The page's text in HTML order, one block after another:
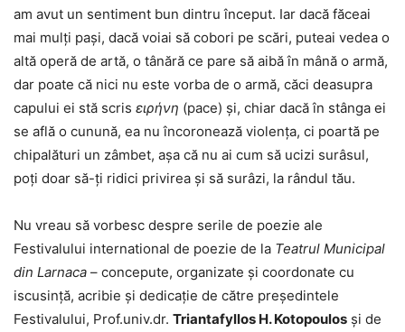
am avut un sentiment bun dintru început. Iar dacă făceai
mai mulți pași, dacă voiai să cobori pe scări, puteai vedea o
altă operă de artă, o tânără ce pare să aibă în mână o armă,
dar poate că nici nu este vorba de o armă, căci deasupra
capului ei stă scris ειρήνη (pace) și, chiar dacă în stânga ei
se află o cunună, ea nu încoronează violența, ci poartă pe
chipalături un zâmbet, așa că nu ai cum să ucizi surâsul,
poți doar să-ți ridici privirea și să surâzi, la rândul tău.
Nu vreau să vorbesc despre serile de poezie ale
Festivalului international de poezie de la Teatrul Municipal
din Larnaca – concepute, organizate și coordonate cu
iscusință, acribie și dedicație de către președintele
Festivalului, Prof.univ.dr. Triantafyllos H. Kotopoulos și de